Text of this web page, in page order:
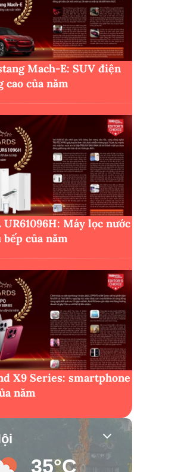
Mach-E: SUV điện
cao của năm
UR61096H: Máy lọc nước
bếp của năm
X9 Series: smartphone
năm
35°C